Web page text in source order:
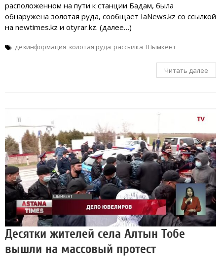
расположенном на пути к станции Бадам, была
обнаружена золотая руда, сообщает IaNews.kz со ссылкой
на newtimes.kz и otyrar.kz. (далее…)
дезинформация золотая руда рассылка Шымкент
Читать далее
Десятки жителей села Алтын Тобе
вышли на массовый протест